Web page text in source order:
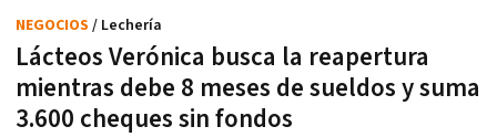
Lácteos Verónica busca la reapertura
mientras debe 8 meses de sueldos y suma
3.600 cheques sin fondos
NEGOCIOS / Lechería